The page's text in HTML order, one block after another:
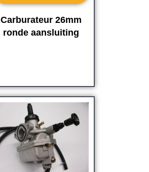
Carburateur 26mm
ronde aansluiting